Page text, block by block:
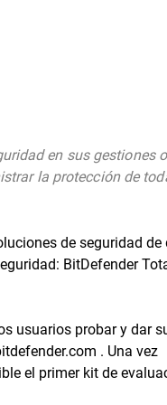
en sus gestiones
la protección de
de seguridad de
BitDefender
usuarios probar y dar
. Una vez
el primer kit de